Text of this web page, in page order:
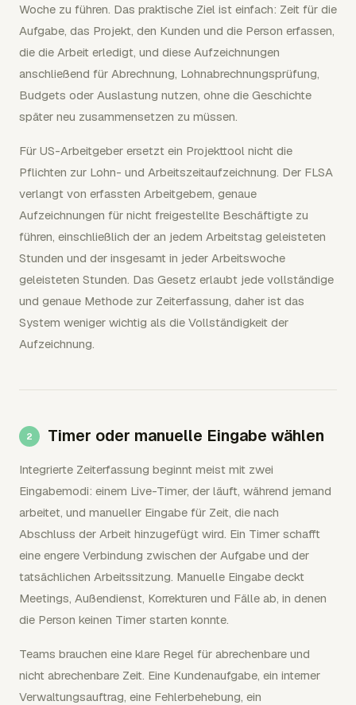
Woche zu führen. Das praktische Ziel ist einfach: Zeit für die
Aufgabe, das Projekt, den Kunden und die Person erfassen,
die die Arbeit erledigt, und diese Aufzeichnungen
anschließend für Abrechnung, Lohnabrechnungsprüfung,
Budgets oder Auslastung nutzen, ohne die Geschichte
später neu zusammensetzen zu müssen.
Für US-Arbeitgeber ersetzt ein Projekttool nicht die
Pflichten zur Lohn- und Arbeitszeitaufzeichnung. Der FLSA
verlangt von erfassten Arbeitgebern, genaue
Aufzeichnungen für nicht freigestellte Beschäftigte zu
führen, einschließlich der an jedem Arbeitstag geleisteten
Stunden und der insgesamt in jeder Arbeitswoche
geleisteten Stunden. Das Gesetz erlaubt jede vollständige
und genaue Methode zur Zeiterfassung, daher ist das
System weniger wichtig als die Vollständigkeit der
Aufzeichnung.
Timer oder manuelle Eingabe wählen
Integrierte Zeiterfassung beginnt meist mit zwei
Eingabemodi: einem Live-Timer, der läuft, während jemand
arbeitet, und manueller Eingabe für Zeit, die nach
Abschluss der Arbeit hinzugefügt wird. Ein Timer schafft
eine engere Verbindung zwischen der Aufgabe und der
tatsächlichen Arbeitssitzung. Manuelle Eingabe deckt
Meetings, Außendienst, Korrekturen und Fälle ab, in denen
die Person keinen Timer starten konnte.
Teams brauchen eine klare Regel für abrechenbare und
nicht abrechenbare Zeit. Eine Kundenaufgabe, ein interner
Verwaltungsauftrag, eine Fehlerbehebung, ein